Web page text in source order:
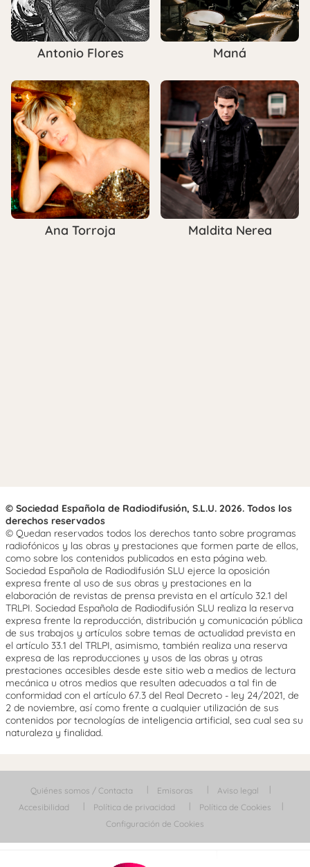
Antonio Flores Maná
Ana Torroja Maldita Nerea
© Sociedad Española de Radiodifusión, S.L.U. 2026. Todos los
derechos reservados
© Quedan reservados todos los derechos tanto sobre programas
radiofónicos y las obras y prestaciones que formen parte de ellos,
como sobre los contenidos publicados en esta página web.
Sociedad Española de Radiodifusión SLU ejerce la oposición
expresa frente al uso de sus obras y prestaciones en la
elaboración de revistas de prensa prevista en el artículo 32.1 del
TRLPI. Sociedad Española de Radiodifusión SLU realiza la reserva
expresa frente la reproducción, distribución y comunicación pública
de sus trabajos y artículos sobre temas de actualidad prevista en
el artículo 33.1 del TRLPI, asimismo, también realiza una reserva
expresa de las reproducciones y usos de las obras y otras
prestaciones accesibles desde este sitio web a medios de lectura
mecánica u otros medios que resulten adecuados a tal fin de
conformidad con el artículo 67.3 del Real Decreto - ley 24/2021, de
2 de noviembre, así como frente a cualquier utilización de sus
contenidos por tecnologías de inteligencia artificial, sea cual sea su
naturaleza y finalidad.
Quiénes somos / Contacta Emisoras
Aviso legal
Accesibilidad
Política de privacidad
Política de Cookies
Configuración de Cookies